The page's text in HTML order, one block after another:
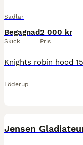
Sadlar
Begagnad
Skick
2 000 kr
Pris
Löderup
Jensen